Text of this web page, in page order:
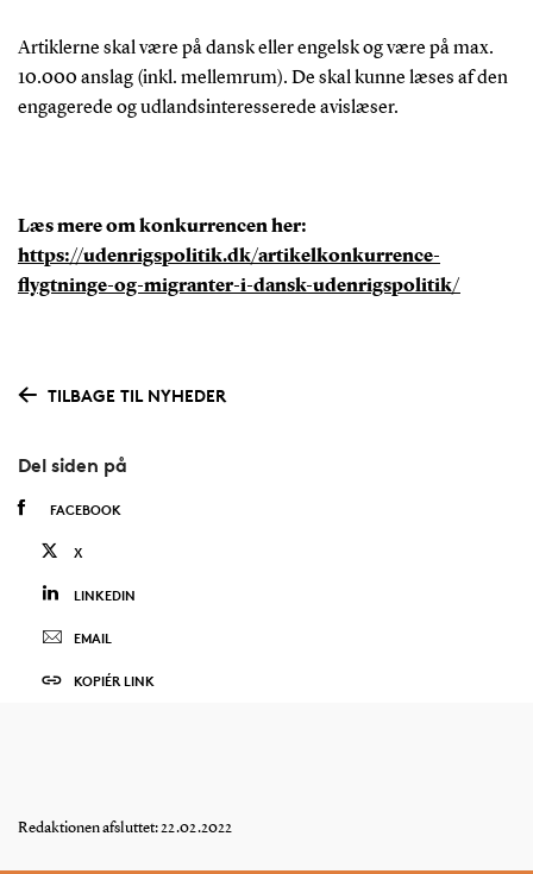
Artiklerne skal være på dansk eller engelsk og være på max.
10.000 anslag (inkl. mellemrum). De skal kunne læses af den
engagerede og udlandsinteresserede avislæser.
Læs mere om konkurrencen her:
https://udenrigspolitik.dk/artikelkonkurrence-
flygtninge-og-migranter-i-dansk-udenrigspolitik/
TILBAGE TIL NYHEDER
Del siden på
FACEBOOK
X
LINKEDIN
EMAIL
KOPIÉR LINK
Redaktionen afsluttet: 22.02.2022